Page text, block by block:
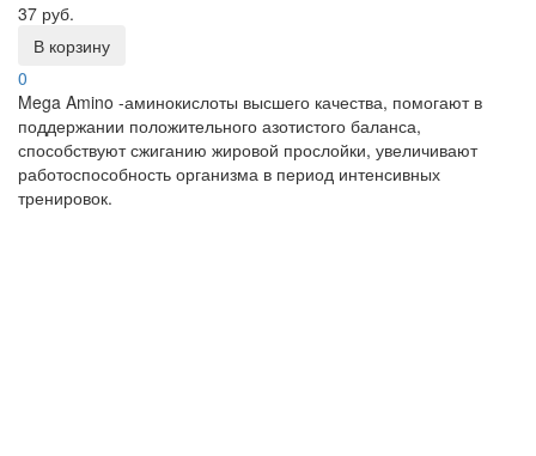
37 руб.
В корзину
0
Mega Amino -аминокислоты высшего качества, помогают в
поддержании положительного азотистого баланса,
способствуют сжиганию жировой прослойки, увеличивают
работоспособность организма в период интенсивных
тренировок.